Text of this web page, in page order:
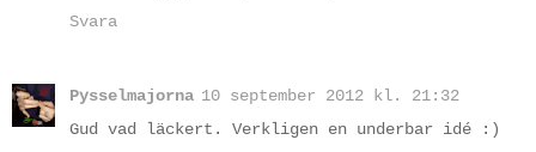
Svara
Pysselmajorna 10 september 2012 kl. 21:32
Gud vad läckert. Verkligen en underbar idé :)